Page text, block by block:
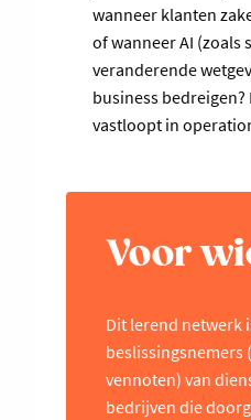
wanneer klanten
of wanneer AI (zoals
veranderende
business
vastloopt in
Voor
Dit lerend netwerk
beslissingsnemers
vennoten) van
bedrijven die